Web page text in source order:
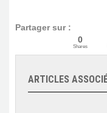
Partager sur :
0
Shares
ARTICLES